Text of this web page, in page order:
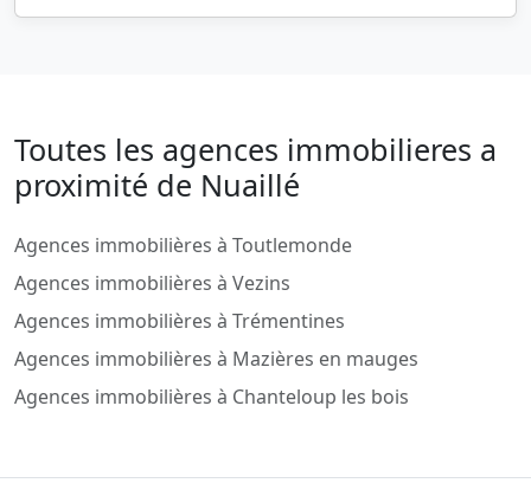
Toutes les agences immobilieres a
proximité de Nuaillé
Agences immobilières à Toutlemonde
Agences immobilières à Vezins
Agences immobilières à Trémentines
Agences immobilières à Mazières en mauges
Agences immobilières à Chanteloup les bois